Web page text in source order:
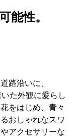
能性。
路沿いに、
た外観に愛らし
をはじめ、青々
おしゃれなスワ
アクセサリーな